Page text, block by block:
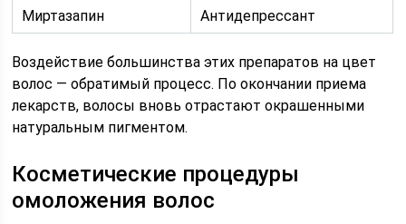
Миртазапин Антидепрессант
Воздействие большинства этих препаратов на цвет
волос — обратимый процесс. По окончании приема
лекарств, волосы вновь отрастают окрашенными
натуральным пигментом.
Косметические процедуры
омоложения волос